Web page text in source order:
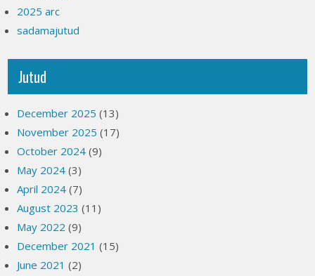
2025 arc
sadamajutud
Jutud
December 2025 (13)
November 2025 (17)
October 2024 (9)
May 2024 (3)
April 2024 (7)
August 2023 (11)
May 2022 (9)
December 2021 (15)
June 2021 (2)